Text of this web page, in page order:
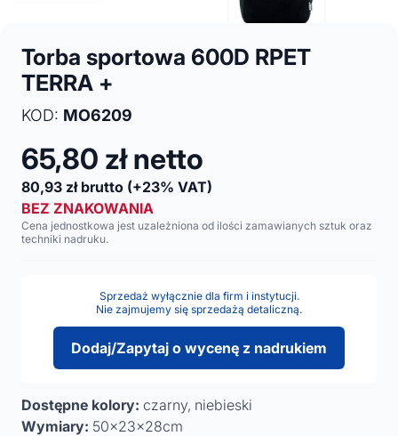
Torba sportowa 600D RPET
TERRA +
KOD: MO6209
65,80 zł netto
80,93 zł brutto (+23% VAT)
BEZ ZNAKOWANIA
Cena jednostkowa jest uzależniona od ilości zamawianych sztuk oraz
techniki nadruku.
Sprzedaż wyłącznie dla firm i instytucji.
Nie zajmujemy się sprzedażą detaliczną.
Dodaj/Zapytaj o wycenę z nadrukiem
Dostępne kolory: czarny, niebieski
Wymiary: 50x23x28cm